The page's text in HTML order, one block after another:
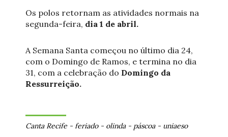
Os polos retornam as atividades normais na
segunda-feira, dia 1 de abril.
A Semana Santa começou no último dia 24,
com o Domingo de Ramos, e termina no dia
31, com a celebração do Domingo da
Ressurreição.
Canta Recife - feriado- olinda- páscoa- uniaeso